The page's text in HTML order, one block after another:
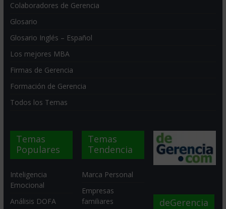
Colaboradores de Gerencia
Glosario
Glosario Inglés – Español
Los mejores MBA
Firmas de Gerencia
Formación de Gerencia
Todos los Temas
Temas
Populares
Inteligencia
Emocional
Análisis DOFA
Temas
Tendencia
Marca Personal
Empresas
familiares
deGerencia